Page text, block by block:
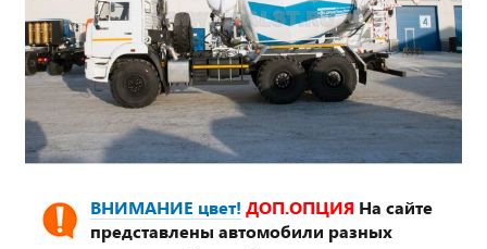
ВНИМАНИЕ цвет! ДОП.ОПЦИЯ На сайте
представлены автомобили разных